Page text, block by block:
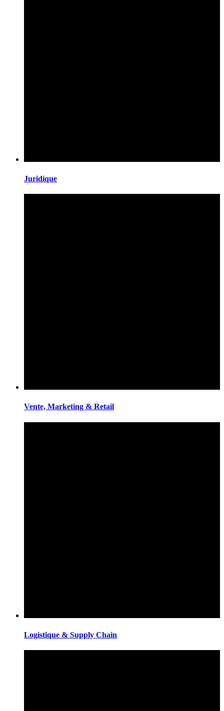
Juridique
Vente, Marketing & Retail
Logistique & Supply Chain